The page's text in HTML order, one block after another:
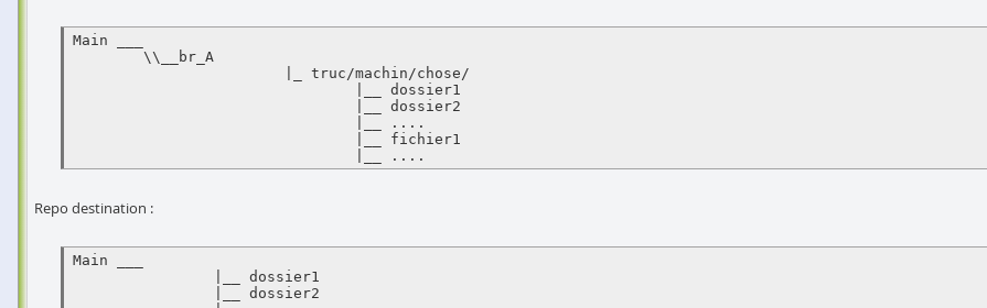
Main ___
				|__ ....
Repo destination :
Main ___